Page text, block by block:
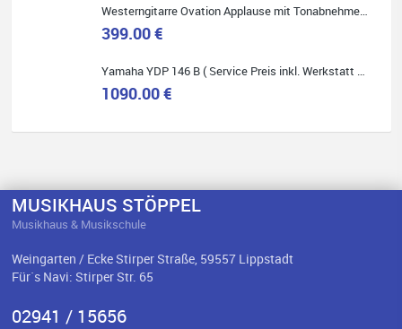
Quelle: Google-Rezension
Westerngitarre Ovation Applause mit Tonabnehmer ( Service Preis inkl. Werkstatt Service )
399.00 €
Yamaha YDP 146 B ( Service Preis inkl. Werkstatt Service )
1090.00 €
MUSIKHAUS STÖPPEL
Musikhaus & Musikschule
Weingarten / Ecke Stirper Straße, 59557 Lippstadt
Für`s Navi: Stirper Str. 65
02941 / 15656